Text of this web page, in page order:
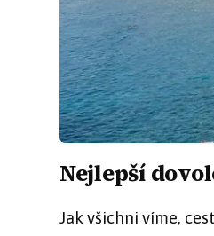
Nejlepší
Jak všichni víme,